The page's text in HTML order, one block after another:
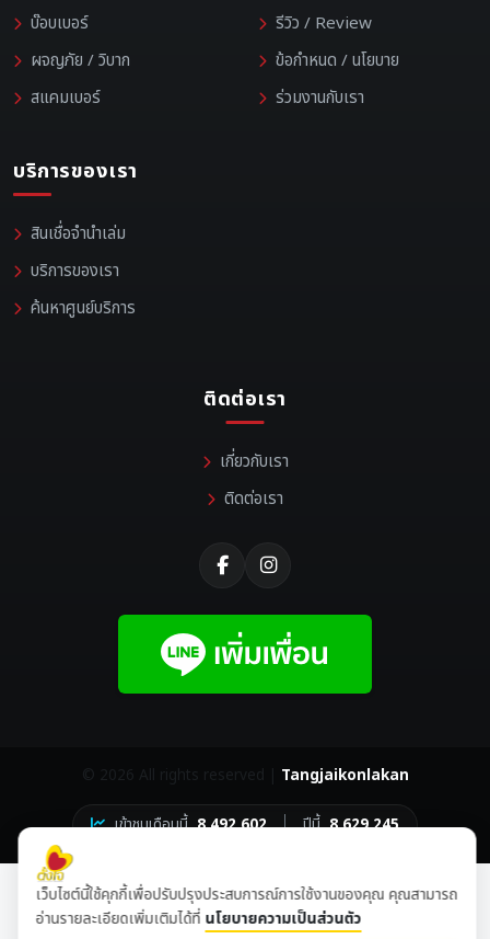
บ๊อบเบอร์
ผจญภัย / วิบาก
สแคมเบอร์
รีวิว / Review
ข้อกำหนด / นโยบาย
ร่วมงานกับเรา
บริการของเรา
สินเชื่อจำนำเล่ม
บริการของเรา
ค้นหาศูนย์บริการ
ติดต่อเรา
เกี่ยวกับเรา
ติดต่อเรา
เข้าชมเดือนนี้ 8,492,602 ปีนี้ 8,629,245
© 2026 All rights reserved | Tangjaikonlakan
เว็บไซต์นี้ใช้คุกกี้เพื่อปรับปรุงประสบการณ์การใช้งานของคุณ คุณสามารถ
อ่านรายละเอียดเพิ่มเติมได้ที่ นโยบายความเป็นส่วนตัว